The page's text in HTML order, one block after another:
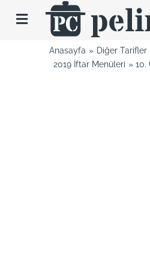
Toggle
Navigation
TariflerAnasayfa Diğer Tarifler
2019 İftar Menüleri
10.